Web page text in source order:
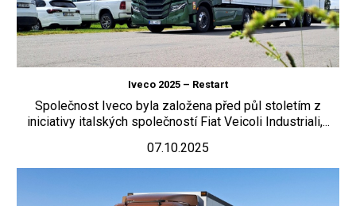
Iveco 2025 – Restart
Společnost Iveco byla založena před půl stoletím z
iniciativy italských společností Fiat Veicoli Industriali,...
07.10.2025